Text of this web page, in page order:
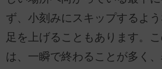
ず、小刻みにスキップするよ
足を上げることもあります。
は、一瞬で終わることが多く